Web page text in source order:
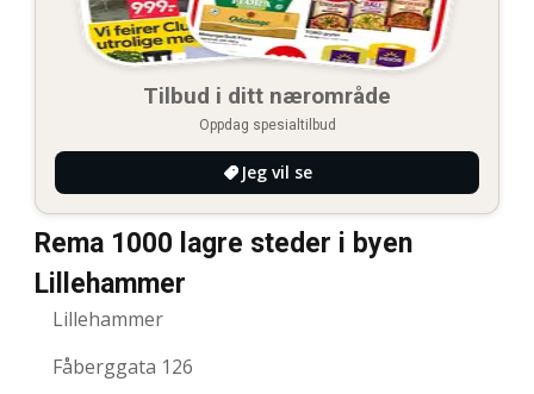
Tilbud i ditt nærområde
Oppdag spesialtilbud
Jeg vil se
Rema 1000 lagre steder i byen
Lillehammer
Lillehammer
Fåberggata 126